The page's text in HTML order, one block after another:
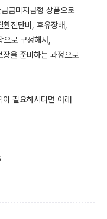
금미지급형 상품으로
환진단비, 후유장해,
으로 구성해서,
을 준비하는 과정으로
필요하시다면 아래